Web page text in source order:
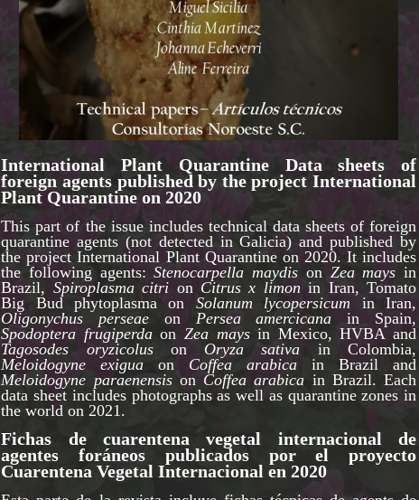
International Plant Quarantine Data sheets of
foreign agents published by the project International
Plant Quarantine on 2020
This part of the issue includes technical data sheets of foreign
quarantine agents (not detected in Galicia) and published by
the project International Plant Quarantine on 2020. It includes
the following agents:Stenocarpella maydis on Zea mays in
Brazil, Spiroplasma citri on Citrus x limon in Iran, Tomato
Big Bud phytoplasma on Solanum lycopersicum in Iran,
Oligonychus perseae on Persea amercicana in Spain,
Spodoptera frugiperdaonZea maysin Mexico, HVBA and
Tagosodes oryzicoluson Oryza sativa in Colombia,
Meloidogyne exigua on Coffea arabica in Brazil and
Meloidogyne paraenensison Coffea arabica in Brazil. Each
data sheet includes photographs as well as quarantine zones in
the world on 2021.
Fichas de cuarentena vegetal internacional de
agentes foráneos publicados por el proyecto
Cuarentena Vegetal Internacional en 2020